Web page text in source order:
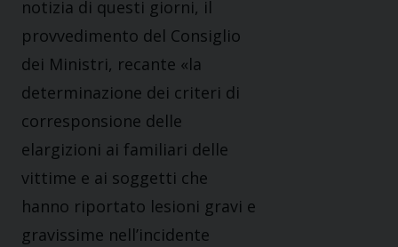
notizia di questi giorni, il
provvedimento del Consiglio
dei Ministri, recante «la
determinazione dei criteri di
corresponsione delle
elargizioni ai familiari delle
vittime e ai soggetti che
hanno riportato lesioni gravi e
gravissime nell’incidente